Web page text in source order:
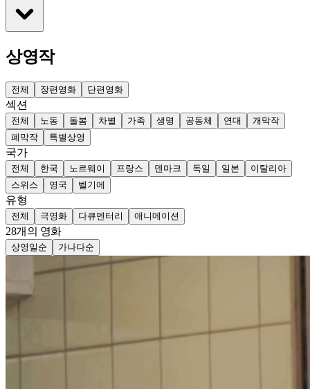
상영작
전체 장편영화 단편영화
섹션
전체 노동 돌봄 차별 가족 생명 공동체 연대
개막작
폐막작
특별상영
국가
전체 한국 노르웨이 프랑스 덴마크 독일 일본
이탈리아
스위스
영국 벨기에
유형
전체 극영화 다큐멘터리 애니메이션
28개의 영화
상영일순 가나다순